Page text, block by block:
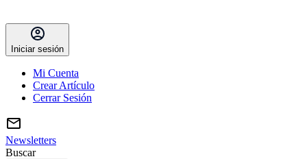
Iniciar sesión
Mi Cuenta
Crear Artículo
Cerrar Sesión
Newsletters
Buscar